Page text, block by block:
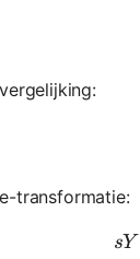
transformatie:
sY